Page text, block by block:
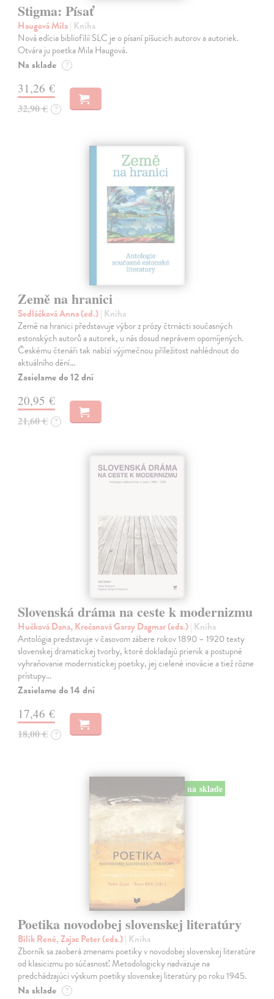
Stigma: Písať
Haugová Mila| Kniha
Nová edícia bibliofílií SLC je o písaní píšucich autorov a autoriek.
Otvára ju poetka Mila Haugová.
Na sklade ?
31,26 €
32,90 € ?
Země na hranici
Sedláčková Anna (ed.)| Kniha
Země na hranici představuje výbor z prózy čtrnácti současných
estonských autorů a autorek, u nás dosud neprávem opomíjených.
Českému čtenáři tak nabízí výjimečnou příležitost nahlédnout do
aktuálního dění…
Zasielame do 12 dní
20,95 €
21,60 € ?
Slovenská dráma na ceste k modernizmu
Hučková Dana, Kročanová Garay Dagmar (eds.)| Kniha
Antológia predstavuje v časovom zábere rokov 1890 – 1920 texty
slovenskej dramatickej tvorby, ktoré dokladajú prienik a postupné
vyhraňovanie modernistickej poetiky, jej cielené inovácie a tiež rôzne
prístupy…
Zasielame do 14 dní
17,46 €
18,00 € ?
na sklade
Poetika novodobej slovenskej literatúry
Bílik René, Zajac Peter (eds.)| Kniha
Zborník sa zaoberá zmenami poetiky v novodobej slovenskej literatúre
od klasicizmu po súčasnosť. Metodologicky nadväzuje na
predchádzajúci výskum poetiky slovenskej literatúry po roku 1945.
Na sklade ?